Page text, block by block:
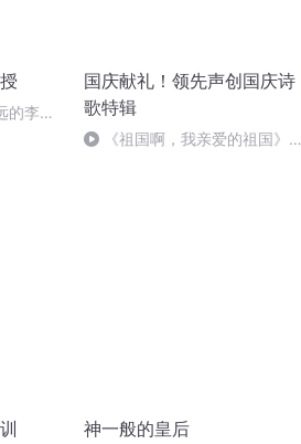
的李保
国庆献礼！领先声创国庆诗
歌特辑
《祖国啊，我亲爱的祖国》温
神一般的皇后